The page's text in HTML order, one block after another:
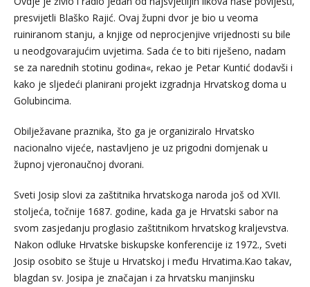
presvijetli Blaško Rajić. Ovaj župni dvor je bio u veoma
ruiniranom stanju, a knjige od neprocjenjive vrijednosti su bile
u neodgovarajućim uvjetima. Sada će to biti riješeno, nadam
se za narednih stotinu godina«, rekao je Petar Kuntić dodavši i
kako je sljedeći planirani projekt izgradnja Hrvatskog doma u
Golubincima.
Obilježavane praznika, što ga je organiziralo Hrvatsko
nacionalno vijeće, nastavljeno je uz prigodni domjenak u
župnoj vjeronaučnoj dvorani.
Sveti Josip slovi za zaštitnika hrvatskoga naroda još od XVII.
stoljeća, točnije 1687. godine, kada ga je Hrvatski sabor na
svom zasjedanju proglasio zaštitnikom hrvatskog kraljevstva.
Nakon odluke Hrvatske biskupske konferencije iz 1972., Sveti
Josip osobito se štuje u Hrvatskoj i među Hrvatima.Kao takav,
blagdan sv. Josipa je značajan i za hrvatsku manjinsku